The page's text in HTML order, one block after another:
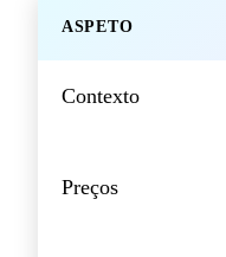
ASPETO
Contexto
Preços